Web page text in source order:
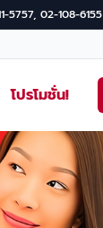
5757, 02-108-6155
โปรโมชั่น!